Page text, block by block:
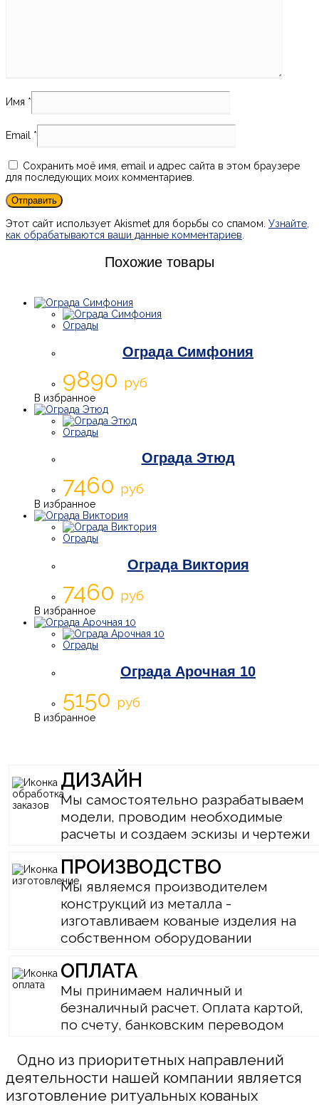
Имя *
Email *
Сохранить моё имя, email и адрес сайта в этом браузере
для последующих моих комментариев.
Этот сайт использует Akismet для борьбы со спамом. Узнайте,
как обрабатываются ваши данные комментариев
Похожие товары
Ограды
Ограда Симфония
9890 руб
В избранное
Ограды
Ограда Этюд
7460 руб
В избранное
Ограды
Ограда Виктория
7460 руб
В избранное
Ограды
Ограда Арочная 10
5150 руб
В избранное
ДИЗАЙН
Мы самостоятельно разрабатываем
модели, проводим необходимые
расчеты и создаем эскизы и чертежи
ПРОИЗВОДСТВО
Мы являемся производителем
конструкций из металла -
изготавливаем кованые изделия на
собственном оборудовании
ОПЛАТА
Мы принимаем наличный и
безналичный расчет. Оплата картой,
по счету, банковским переводом
Одно из приоритетных направлений
деятельности нашей компании является
изготовление ритуальных кованых